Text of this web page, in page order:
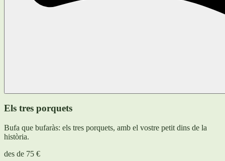
Els tres porquets
Bufa que bufaràs: els tres porquets, amb el vostre petit dins de la
història.
des de 75 €